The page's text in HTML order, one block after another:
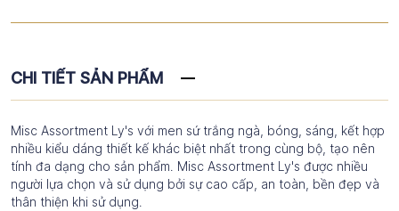
CHI TIẾT SẢN PHẨM
Misc Assortment Ly's với men sứ trắng ngà, bóng, sáng, kết hợp
nhiều kiểu dáng thiết kế khác biệt nhất trong cùng bộ, tạo nên
tính đa dạng cho sản phẩm. Misc Assortment Ly's được nhiều
người lựa chọn và sử dụng bởi sự cao cấp, an toàn, bền đẹp và
thân thiện khi sử dụng.